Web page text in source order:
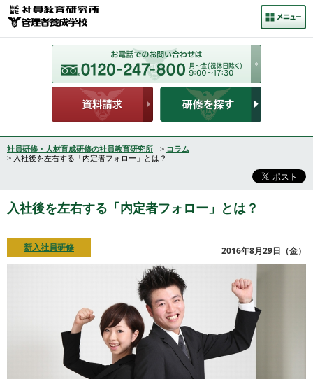
社員研修・人材育成研修の社員教育研究所 > コラム
> 入社後を左右する「内定者フォロー」とは？
入社後を左右する「内定者フォロー」とは？
新入社員研修 2016年8月29日（金）